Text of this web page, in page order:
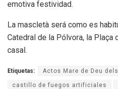
emotiva festividad.
La mascletà será como es
Catedral de la Pólvora, la Plaça
casal.
Etiquetas: Actos Mare de Deu
castillo de fuegos artificiales